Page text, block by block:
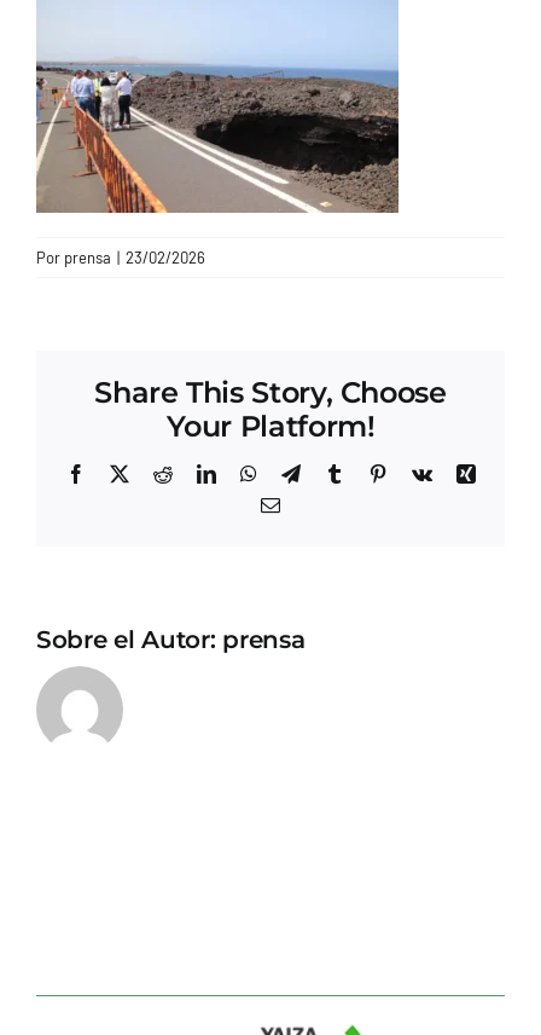
Por prensa | 23/02/2026
Share This Story, Choose
Your Platform!
Facebook
X RedditLinkedInWhatsApp
TelegramTumblrPinterest
Vk
Xing
Correo
Sobre el Autor: prensa